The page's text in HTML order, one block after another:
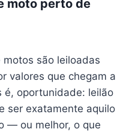
moto perto de
são leiloadas
valores que chegam a
é, oportunidade: leilão
ser exatamente aquilo
— ou melhor, o que